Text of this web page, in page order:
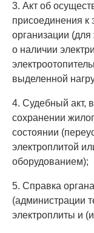
3. Акт об
присоединения к
организации
о наличии
выделенной
4. Судебный акт,
сохранении
состоянии
электроплитой
оборудованием);
5. Справка
(администрации
электроплиты и